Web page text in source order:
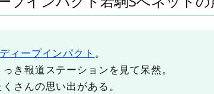
ィープインパクト 。
っき報道ステーションを見て呆然。
くさんの思い出がある。